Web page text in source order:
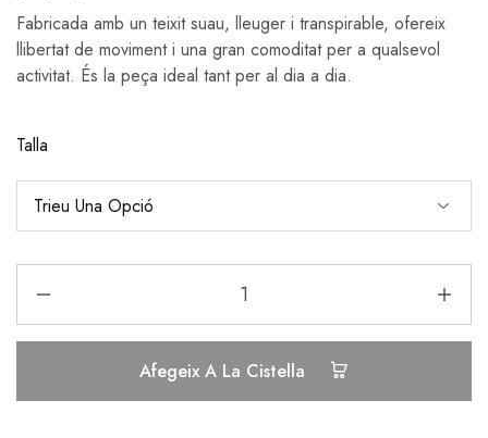
Fabricada amb un teixit suau, lleuger i transpirable, ofereix
llibertat de moviment i una gran comoditat per a qualsevol
activitat. És la peça ideal tant per al dia a dia.
Talla
Afegeix A La Cistella